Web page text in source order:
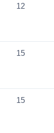
12
15
15